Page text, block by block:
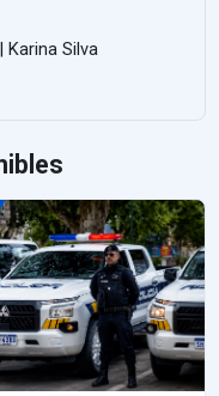
Karina Silva
del Estado